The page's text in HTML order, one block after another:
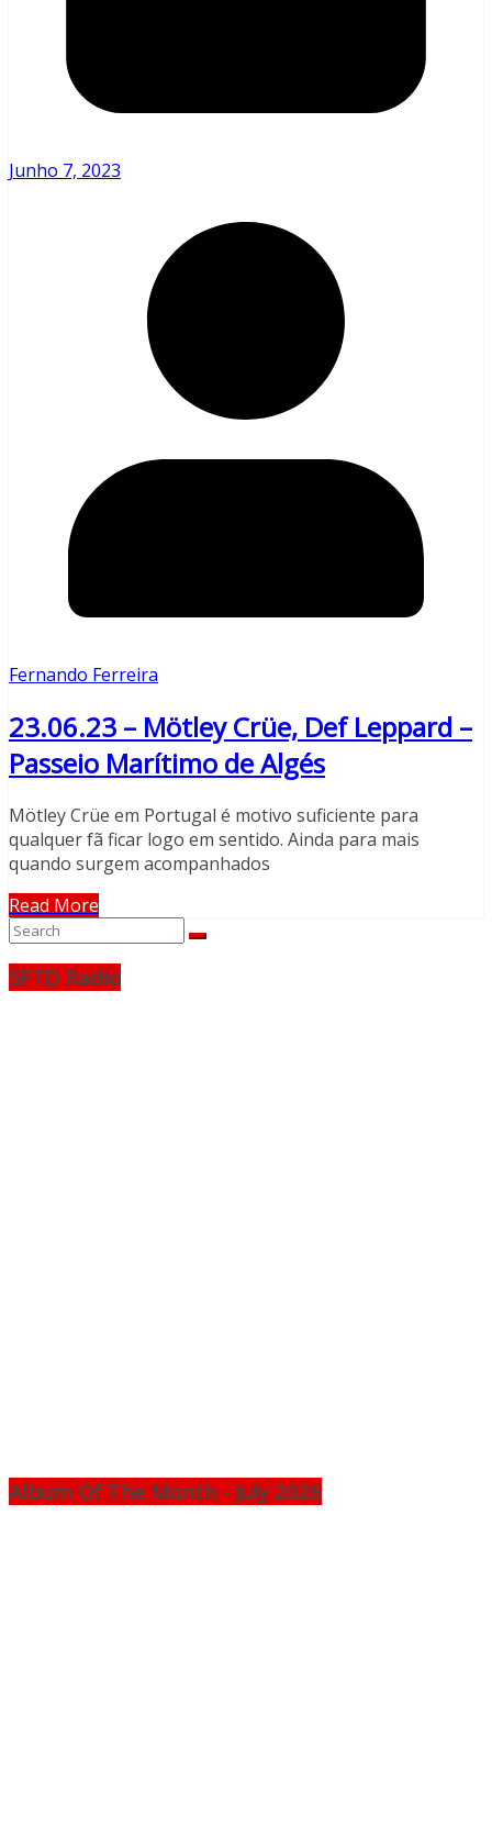
Junho 7, 2023
Fernando Ferreira
23.06.23 – Mötley Crüe, Def Leppard –
Passeio Marítimo de Algés
Mötley Crüe em Portugal é motivo suficiente para
qualquer fã ficar logo em sentido. Ainda para mais
quando surgem acompanhados
Read More
SFTD Radio
Album Of The Month - July 2026